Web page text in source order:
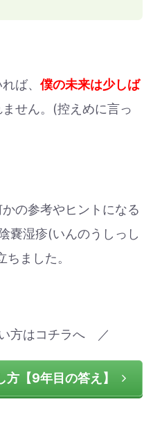
ば、 僕の未来は少しば
せん。(控えめに言っ
の参考やヒントになる
嚢湿疹(いんのうしっし
ました。
方はコチラへ ／
【9年目の答え】